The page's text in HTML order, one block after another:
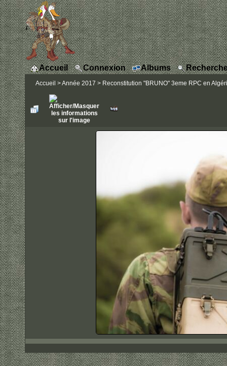
Accueil Connexion Albums
Accueil >Année 2017 > Reconstitution "BRUNO" 3eme RPC en